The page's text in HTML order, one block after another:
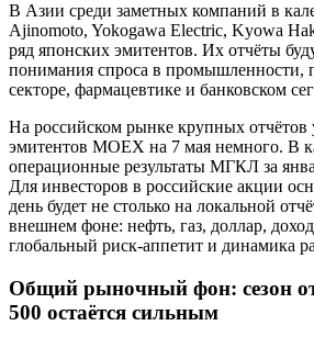
В Азии среди заметных компаний в
Ajinomoto, Yokogawa Electric, Kyowa
ряд японских эмитентов. Их отчёты
понимания спроса в промышленности,
секторе, фармацевтике и банковском
На российском рынке крупных отчётов
эмитентов MOEX на 7 мая немного. В
операционные результаты МГКЛ за
Для инвесторов в российские акции
день будет не столько на локальной
внешнем фоне: нефть, газ, доллар,
глобальный риск-аппетит и динамика
Общий рыночный фон: сезон
500 остаётся сильным